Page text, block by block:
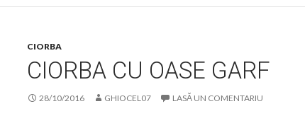
CIORBA
CIORBA CU OASE GARF
28/10/2016 GHIOCEL07 LASĂ UN COMENTARIU